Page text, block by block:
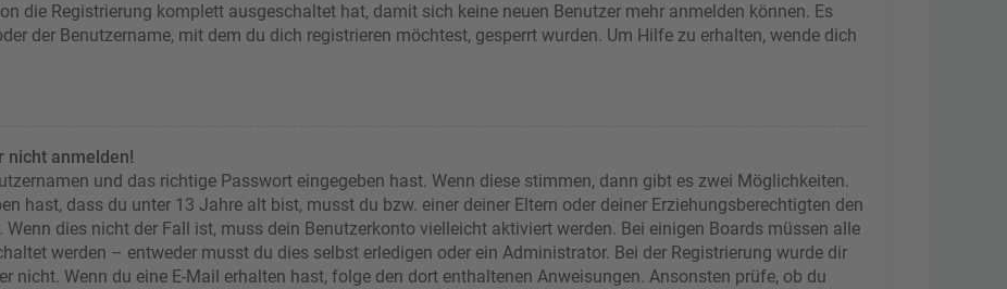
die Registrierung komplett ausgeschaltet hat, damit sich keine neuen Benutzer mehr anmelden können. Es
der Benutzername, mit dem du dich registrieren möchtest, gesperrt wurden. Um Hilfe zu erhalten, wende dich
nicht anmelden!
und das richtige Passwort eingegeben hast. Wenn diese stimmen, dann gibt es zwei Möglichkeiten.
hast, dass du unter 13 Jahre alt bist, musst du bzw. einer deiner Eltern oder deiner Erziehungsberechtigten den
dies nicht der Fall ist, muss dein Benutzerkonto vielleicht aktiviert werden. Bei einigen Boards müssen alle
werden – entweder musst du dies selbst erledigen oder ein Administrator. Bei der Registrierung wurde dir
nicht. Wenn du eine E-Mail erhalten hast, folge den dort enthaltenen Anweisungen. Ansonsten prüfe, ob du